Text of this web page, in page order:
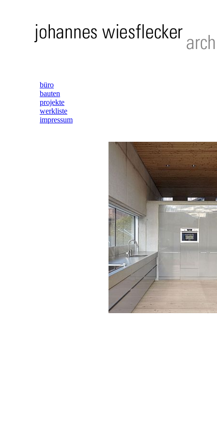
büro
bauten
projekte
werkliste
impressum